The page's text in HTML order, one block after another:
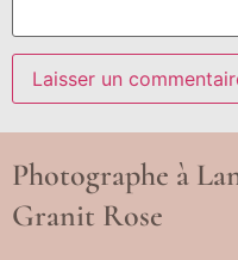
Photographe à
Granit Rose